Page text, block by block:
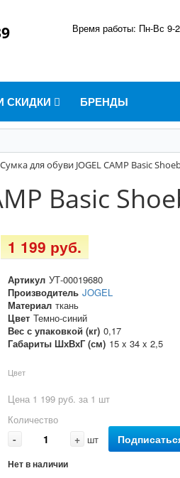
Время работы: Пн-Вс 9-
СКИДКИ БРЕНДЫ
Сумка для обуви JOGEL CAMP Basic
Basic
1 199 руб.
Артикул УТ-00019680
Производитель JOGEL
Материал ткань
Цвет Темно-синий
Вес с упаковкой (кг) 0,17
Габариты ШхВхГ (см) 15 x 34 x 2,5
Цвет
Цена 1 199 руб. за 1 шт
Количество
- + шт
Нет в наличии